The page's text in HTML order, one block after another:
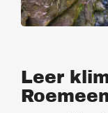
Leer